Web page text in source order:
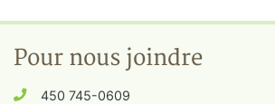
Pour nous joindre
450 745-0609